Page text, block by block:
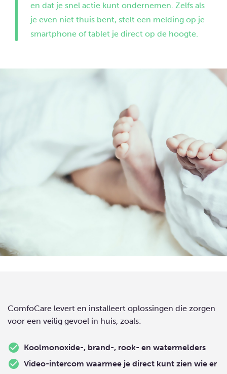
en dat je snel actie kunt ondernemen. Zelfs als
je even niet thuis bent, stelt een melding op je
smartphone of tablet je direct op de hoogte.
ComfoCare levert en installeert oplossingen die zorgen
voor een veilig gevoel in huis, zoals:
Koolmonoxide-, brand-, rook- en watermelders
Video-intercom waarmee je direct kunt zien wie er